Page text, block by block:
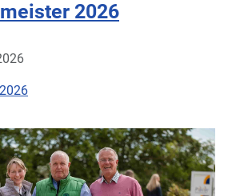
2026